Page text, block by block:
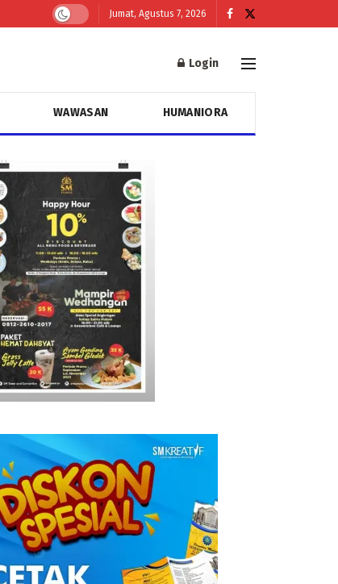
Jumat, Agustus 7, 2026
Login
WAWASAN HUMANIORA